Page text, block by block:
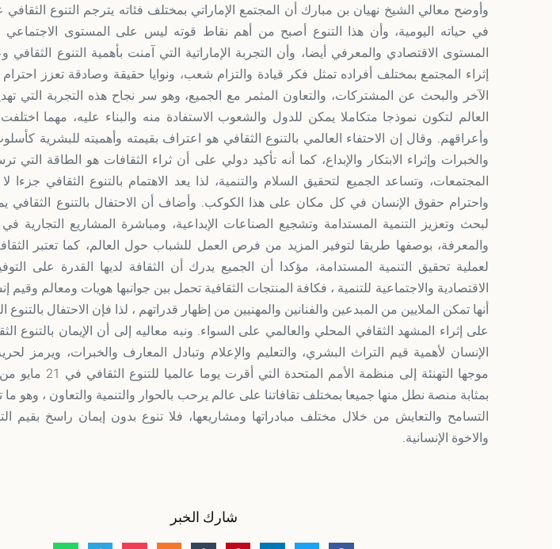
وأوضح معالي الشيخ نهيان بن مبارك أن المجتمع الإماراتي بمختلف فئاته يترجم التنوع
في حياته اليومية، وأن هذا التنوع أصبح من أهم نقاط قوته ليس على المستوى
المستوى الاقتصادي والمعرفي أيضا، وأن التجربة الإماراتية التي آمنت بأهمية التنوع
إثراء المجتمع بمختلف أفراده تمثل فكر قيادة والتزام شعب، ونوايا حقيقة وصادقة تعزز
الآخر والبحث عن المشتركات، والتعاون المثمر مع الجميع، وهو سر نجاح هذه التجربة التي
العالم لتكون نموذجا متكاملا يمكن للدول والشعوب الاستفادة منه والبناء عليه، مهما اختلفت
وأعراقهم. وقال إن الاحتفاء العالمي بالتنوع الثقافي هو اعتراف بقيمته وأهميته للبشرية
والخبرات وإثراء الابتكار والإبداع، كما أنه تأكيد دولي على أن ثراء الثقافات هو الطاقة التي
المجتمعات، وتساعد الجميع لتحقيق السلام والتنمية، لذا يعد الاهتمام بالتنوع الثقافي جزءا
واحترام حقوق الإنسان في كل مكان على هذا الكوكب. وأضاف أن الاحتفال بالتنوع الثقافي
لبحث وتعزيز التنمية المستدامة وتشجيع الصناعات الإبداعية، ومباشرة المشاريع التجارية
والمعرفة، بوصفها طريقا لتوفير المزيد من فرص العمل للشباب حول العالم، كما تعتبر
لعملية تحقيق التنمية المستدامة، مؤكدا أن الجميع يدرك أن الثقافة لديها القدرة على
الاقتصادية والاجتماعية للتنمية ، فكافة المنتجات الثقافية تحمل بين جوانبها هويات ومعالم وقيم
أنها تمكن الملايين من المبدعين والفنانين والمهنيين من إظهار قدراتهم ، لذا فإن الاحتفال
على إثراء المشهد الثقافي المحلي والعالمي على السواء. ونبه معاليه إلى أن الإيمان بالتنوع
الإنسان لأهمية قيم التراث البشري، والتعليم والإعلام وتبادل المعارف والخبرات، ويرمز
موجها التهنئة إلى منظمة الأمم
بمثابة منصة نطل منها جميعا بمختلف تقافاتنا على عالم يرحب بالحوار والتنمية والتعاون ، وهو
التسامح والتعايش من خلال مختلف مبادراتها ومشاريعها، فلا تنوع بدون إيمان راسخ بقيم
والاخوة الإنسانية.
شارك الخبر